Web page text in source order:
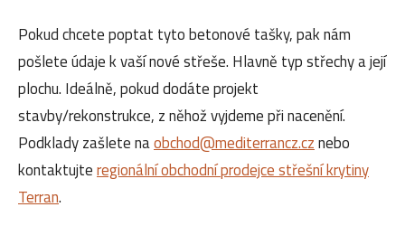
Pokud chcete poptat tyto betonové tašky, pak nám
pošlete údaje k vaší nové střeše. Hlavně typ střechy a její
plochu. Ideálně, pokud dodáte projekt
stavby/rekonstrukce, z něhož vyjdeme při nacenění.
Podklady zašlete naobchod@mediterrancz.cznebo
kontaktujteregionální obchodní prodejce střešní krytiny
Terran.